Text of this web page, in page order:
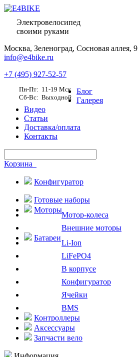
Электровелосипед
своими руками
Москва, Зеленоград, Сосновая аллея, 9
info@e4bike.ru
+7 (495) 927-52-57
Пн-Пт: 11-19 Мск
Сб-Вс: Выходной
Блог
Галерея
Видео
Статьи
Доставка/оплата
Контакты
Корзина
Конфигуратор
Готовые наборы
Моторы
Мотор-колеса
Внешние моторы
Батареи
Li-Ion
LiFePO4
В корпусе
Конфигуратор
Ячейки
BMS
Контроллеры
Аксессуары
Запчасти вело